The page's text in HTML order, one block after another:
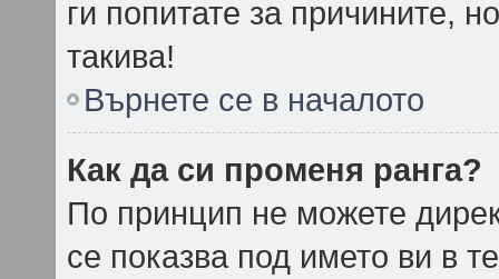
ги попитате за причините,
такива!
Върнете се в началото
Как да си променя ранга?
По принцип не можете
се показва под името ви в